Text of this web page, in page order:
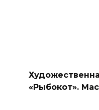
«Рыбокот».